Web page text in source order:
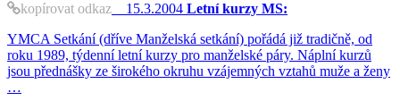
kopírovat odkaz 15.3.2004 Letní kurzy MS:
YMCA Setkání (dříve Manželská setkání) pořádá již tradičně, od
roku 1989, týdenní letní kurzy pro manželské páry. Náplní kurzů
jsou přednášky ze širokého okruhu vzájemných vztahů muže a ženy
…